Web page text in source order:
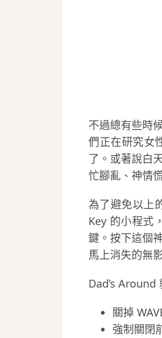
不過總有些時
們正在研究女
了。或著說白
忙腳亂、神情
為了避免以上
Key 的小程式
鍵。按下這個
馬上消失的無
Dad’s Around
關掉
強制關閉